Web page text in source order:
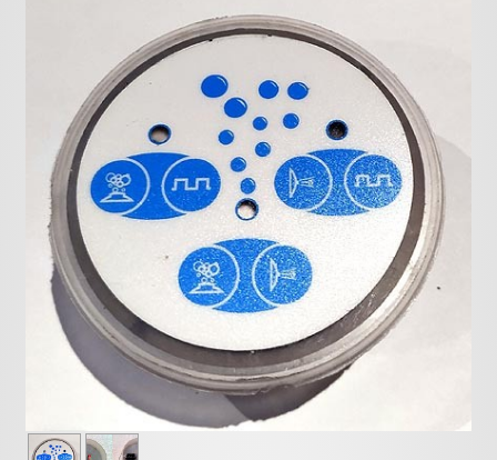
Pompes Piscine
Kits baignoires
Pour l'entretien
Pour le bain
Prestations Atelier
Les bonnes affaires
Composants électroniques
F.A.Q (Foire aux questions)